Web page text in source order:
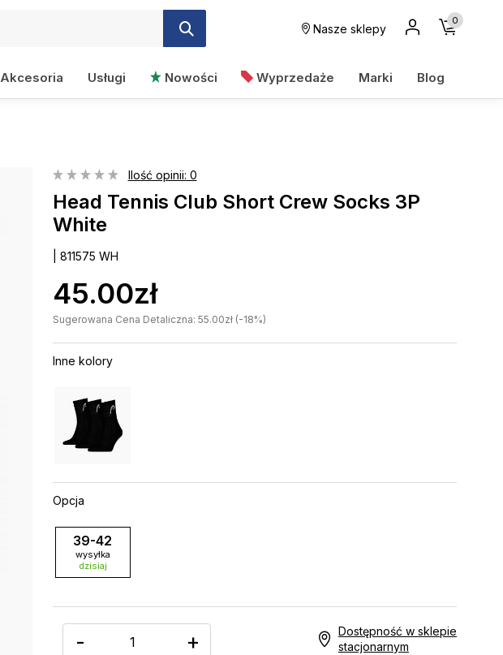
Nasze sklepy
0
Akcesoria Usługi Nowości Wyprzedaże Marki Blog
Ilość opinii: 0
Head Tennis Club Short Crew Socks 3P
White
| 811575 WH
45.00zł
Sugerowana Cena Detaliczna: 55.00zł (-18%)
Inne kolory
Opcja
39-42
wysyłka
dzisiaj
- +
Dostępność w sklepie
stacjonarnym